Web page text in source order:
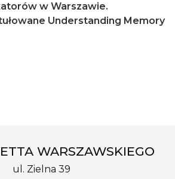
w Warszawie.
Understanding Memory
WARSZAWSKIEGO
ul. Zielna 39